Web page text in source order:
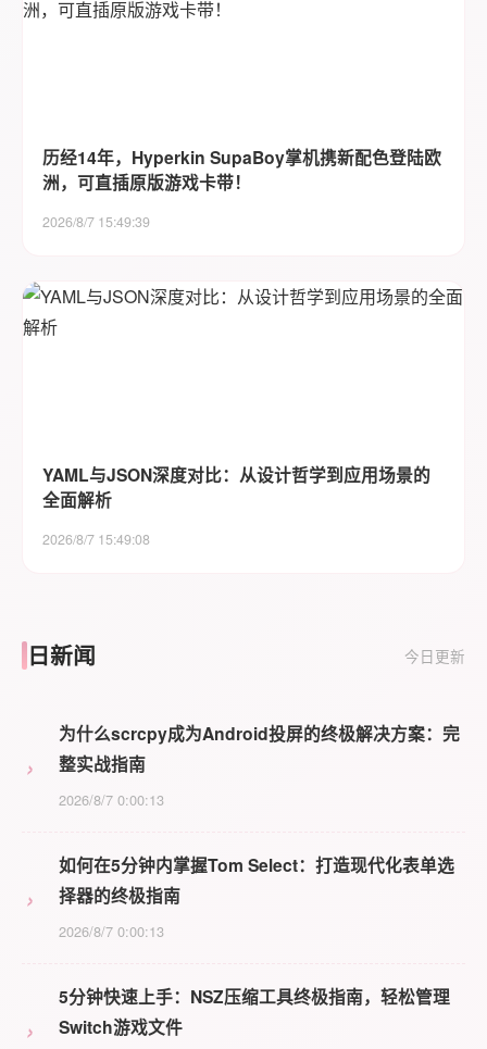
历经14年，Hyperkin SupaBoy掌机携新配色登陆欧
洲，可直插原版游戏卡带！
2026/8/7 15:49:39
YAML与JSON深度对比：从设计哲学到应用场景的
全面解析
2026/8/7 15:49:08
日新闻 今日更新
›
为什么scrcpy成为Android投屏的终极解决方案：完
整实战指南
2026/8/7 0:00:13
›
如何在5分钟内掌握Tom Select：打造现代化表单选
择器的终极指南
2026/8/7 0:00:13
›
5分钟快速上手：NSZ压缩工具终极指南，轻松管理
Switch游戏文件